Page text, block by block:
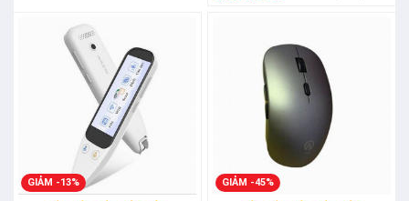
Bút thông minh I-Tek Pen
3,290,000đ 3,790,000
GIẢM -45%